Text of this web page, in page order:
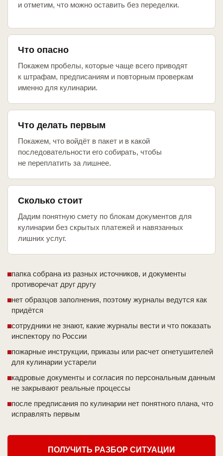
и отметим, что можно оставить без переделки.
Что опасно
Покажем пробелы, которые чаще всего приводят
к штрафам, предписаниям и повторным проверкам
именно для кулинарии.
Что делать первым
Покажем, что войдёт в пакет и в какой
последовательности его собирать, чтобы
не переплатить за лишнее.
Сколько стоит
Дадим понятную смету по блокам документов для
кулинарии без скрытых платежей и навязанных
лишних услуг.
папка собрана из разных источников, и документы
противоречат друг другу
нет образцов заполнения, поэтому журналы ведутся как
придётся
сотрудники не знают, какие журналы вести и что показать
инспектору по России
пожарные инструкции, приказы или расчет огнетушителей
для кулинарии устарели
кадровые документы и согласия по персональным данным
не закрывают реальные процессы
после предписания по кулинарии нет понятного плана, что
исправлять первым
ПОЛУЧИТЬ РАЗБОР СИТУАЦИИ